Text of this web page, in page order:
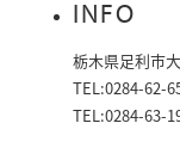
INFO
栃木県足利市
TEL:0284-62-
TEL:0284-63-